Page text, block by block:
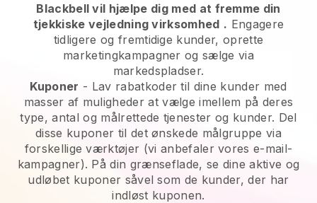
Blackbell vil hjælpe dig med at fremme din
tjekkiske vejledning virksomhed . Engagere
tidligere og fremtidige kunder, oprette
marketingkampagner og sælge via
markedspladser.
Kuponer - Lav rabatkoder til dine kunder med
masser af muligheder at vælge imellem på deres
type, antal og målrettede tjenester og kunder. Del
disse kuponer til det ønskede målgruppe via
forskellige værktøjer (vi anbefaler vores e-mail-
kampagner). På din grænseflade, se dine aktive og
udløbet kuponer såvel som de kunder, der har
indløst kuponen.